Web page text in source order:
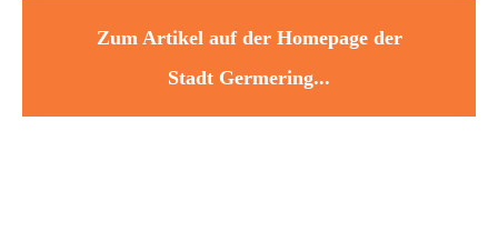
Zum Artikel auf der Homepage der
Stadt Germering...